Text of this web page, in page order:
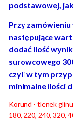
podstawowej,
Przy zamówieniu
następujące
dodać ilość
surowcowego
czyli w tym
minimalne ilości
Korund - tlenek
180, 220, 240, 320,